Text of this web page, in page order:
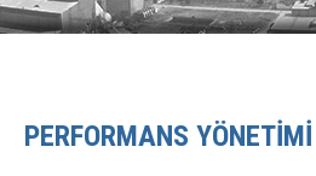
PERFORMANS YÖNETIMI